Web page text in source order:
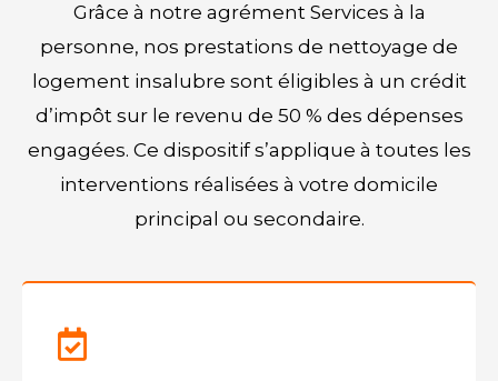
Grâce à notre agrément Services à la
personne, nos prestations de nettoyage de
logement insalubre sont éligibles à un crédit
d’impôt sur le revenu de 50 % des dépenses
engagées. Ce dispositif s’applique à toutes les
interventions réalisées à votre domicile
principal ou secondaire.